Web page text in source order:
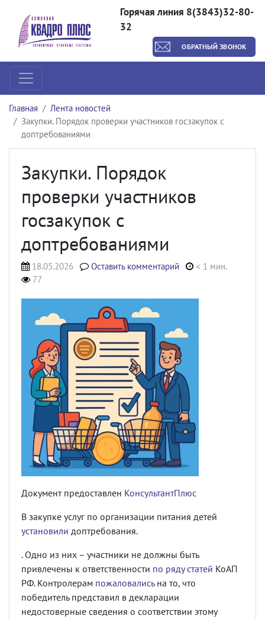
Горячая линия 8(3843)32-80-
32
ОБРАТНЫЙ ЗВОНОК
Главная
Лента новостей
Закупки. Порядок проверки участников госзакупок с
доптребованиями
Закупки. Порядок
проверки участников
госзакупок с
доптребованиями
18.05.2026 Оставить комментарий
< 1 мин.
77
Документ предоставлен КонсультантПлюс
В закупке услуг по организации питания детей
установили доптребования.
. Одно из них – участники не должны быть
привлечены к ответственности по ряду статей КоАП
РФ. Контролерам пожаловалисьна то, что
победитель представил в декларации
недостоверные сведения о соответствии этому